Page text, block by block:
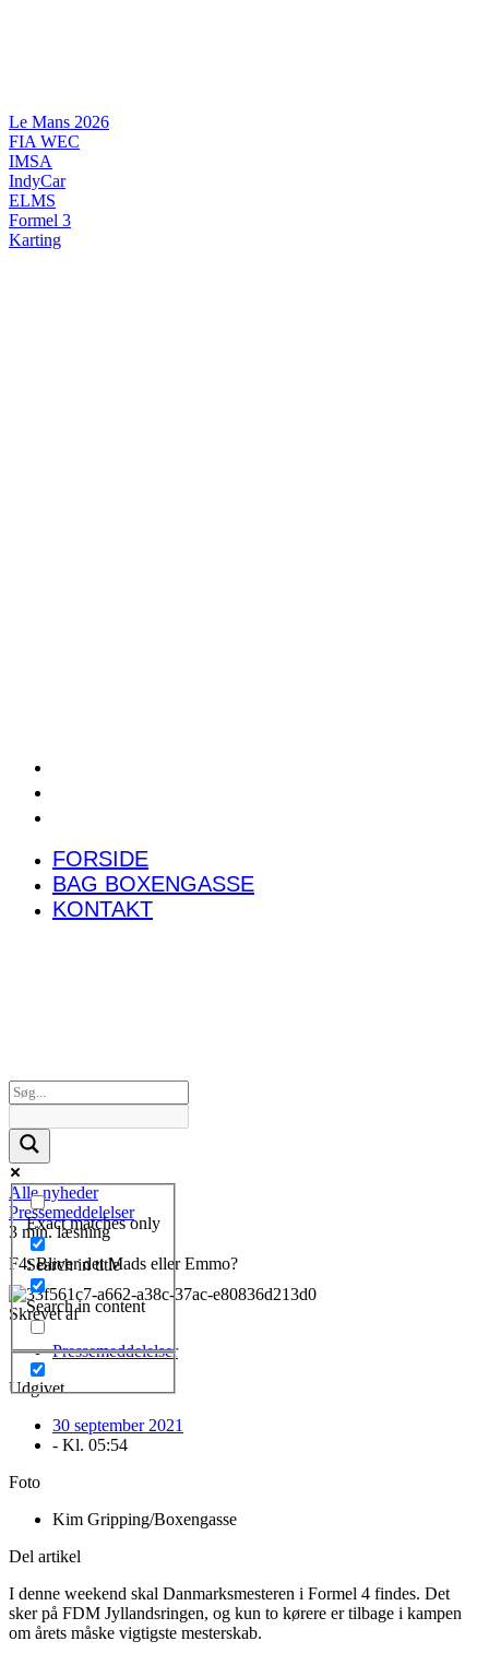
Le Mans 2026
FIA WEC
IMSA
IndyCar
ELMS
Formel 3
Karting
FORSIDE
BAG BOXENGASSE
KONTAKT
Exact matches only
Search in title
Search in content
Alle nyheder
Pressemeddelelser
3 min. læsning
F4: Bliver det Mads eller Emmo?
Skrevet af
Pressemeddelelser
Udgivet
30 september 2021
- Kl. 05:54
Foto
Kim Gripping/Boxengasse
Del artikel
I denne weekend skal Danmarksmesteren i Formel 4 findes. Det
sker på FDM Jyllandsringen, og kun to kørere er tilbage i kampen
om årets måske vigtigste mesterskab.